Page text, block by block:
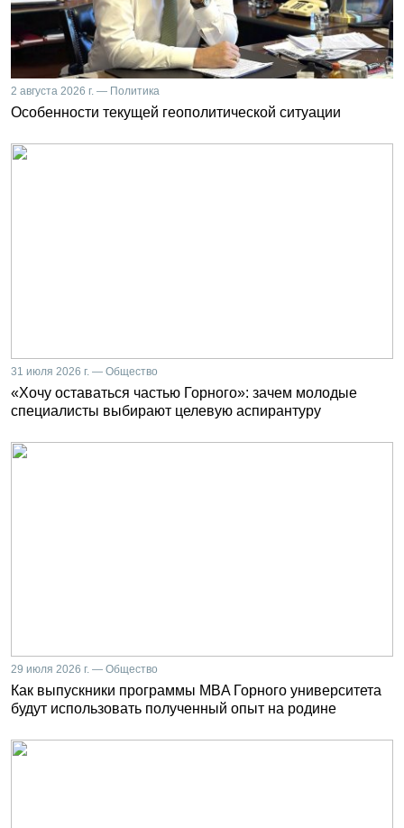
2 августа 2026 г. — Политика
Особенности текущей геополитической ситуации
31 июля 2026 г. — Общество
«Хочу оставаться частью Горного»: зачем молодые
специалисты выбирают целевую аспирантуру
29 июля 2026 г. — Общество
Как выпускники программы MBA Горного университета
будут использовать полученный опыт на родине